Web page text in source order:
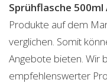
Sprühflasche 500ml
Produkte auf dem
verglichen. Somit
Angebote bieten. Wir
empfehlenswerter